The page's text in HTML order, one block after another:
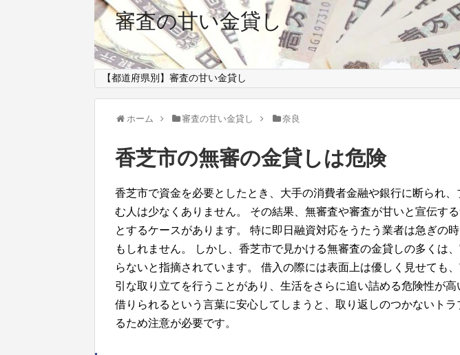
審査の甘い金貸し
【都道府県別】審査の甘い金貸し
ホーム 審査の甘い金貸し 奈良
香芝市の無審の金貸しは危険
香芝市で資金を必要としたとき、大手の消費者金融や銀行に断られ
む人は少なくありません。 その結果、無審査や審査が甘いと宣伝す
とするケースがあります。 特に即日融資対応をうたう業者は急ぎの
もしれません。 しかし、香芝市で見かける無審査の金貸しの多くは
らないと指摘されています。 借入の際には表面上は優しく見せても
引な取り立てを行うことがあり、生活をさらに追い詰める危険性が
借りられるという言葉に安心してしまうと、取り返しのつかないト
るため注意が必要です。